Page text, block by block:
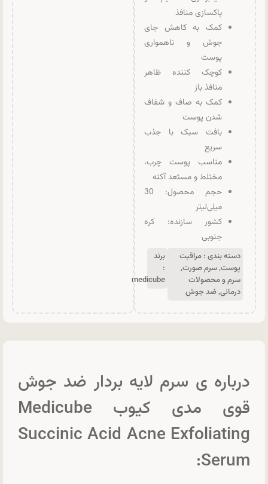
پاکسازی منافذ
کمک به کاهش جای
جوش و ناهمواری
پوست
کوچک کننده ظاهر
منافذ باز
کمک به صاف و شفاف
شدن پوست
بافت سبک با جذب
سریع
مناسب پوست چرب،
مختلط و مستعد آکنه
حجم محصول: 30
میلی‌لیتر
کشور سازنده: کره
جنوبی
دسته بندی : مراقبت
پوست,سرم صورت,
سرم و محصولات
درمانی,ضد جوش
برند
:
medicube
درباره ی سرم لایه بردار ضد جوش
قوی مدی کیوب Medicube
Succinic Acid Acne Exfoliating
Serum: